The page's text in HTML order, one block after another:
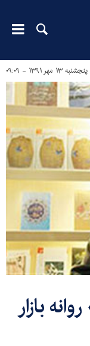
پنجشنبه ۱۳ مهر ۱۳۹۱ - ۰۹:۰۹
بازار